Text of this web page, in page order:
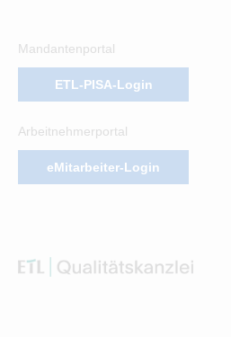
Mandantenportal
ETL-PISA-Login
Arbeitnehmerportal
eMitarbeiter-Login